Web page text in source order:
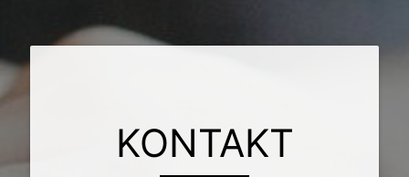
KONTAKT